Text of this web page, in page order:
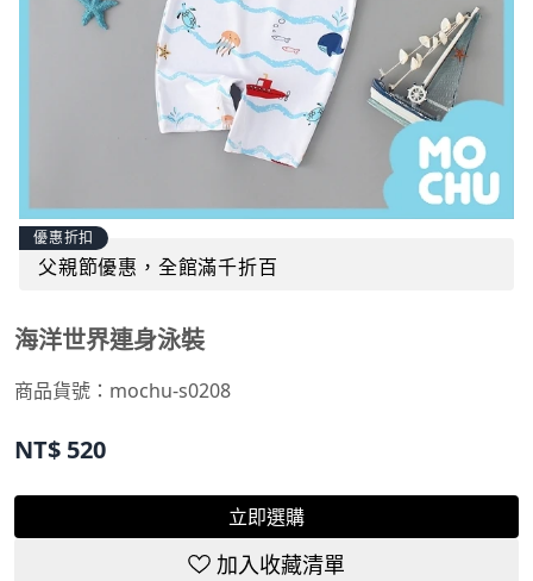
優惠折扣
父親節優惠，全館滿千折百
海洋世界連身泳裝
商品貨號： mochu-s0208
NT$ 520
立即選購
加入收藏清單